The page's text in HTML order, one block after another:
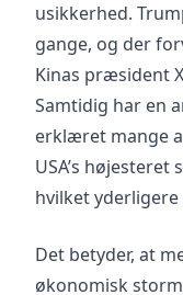
usikkerhed.
gange, og der
Kinas præsident
Samtidig har en
erklæret mange
USA’s
hvilket
Det betyder, at
økonomisk